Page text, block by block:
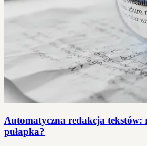
Automatyczna redakcja tekstów:
pułapka?